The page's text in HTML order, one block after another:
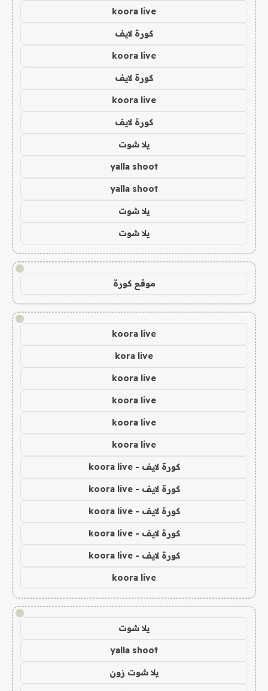
koora live
كورة لايف
koora live
كورة لايف
koora live
كورة لايف
يلا شوت
yalla shoot
yalla shoot
يلا شوت
يلا شوت
!
موقع كورة
!
koora live
kora live
koora live
koora live
koora live
koora live
كورة لايف - koora live
كورة لايف - koora live
كورة لايف - koora live
كورة لايف - koora live
كورة لايف - koora live
koora live
!
يلا شوت
yalla shoot
يلا شوت زون